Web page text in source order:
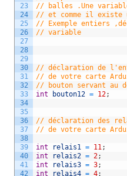
23
24
25
26
27
28
29
30
31
32
33
34
35
36
37
38
39
40
41
42
// balles .Une
// et comme il existe
// Exemple entiers
// variable
// déclaration de
// de votre carte
// bouton servant au
int
bouton12 = 12;
// déclaration des
// de votre carte
int relais1 = 11 ;
int
relais2 = 2;
int
relais3 = 3;
int
relais4 = 4;